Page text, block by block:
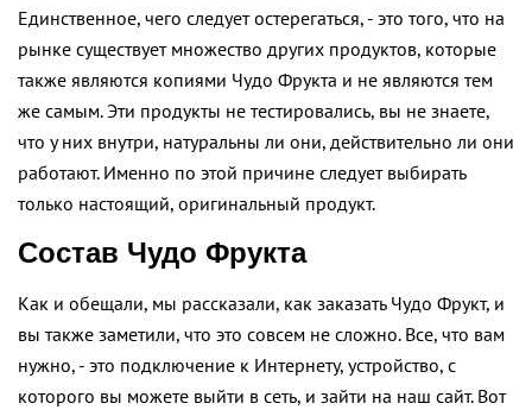
Единственное, чего следует остерегаться, - это того, что на
рынке существует множество других продуктов, которые
также являются копиями Чудо Фрукта и не являются тем
же самым. Эти продукты не тестировались, вы не знаете,
что у них внутри, натуральны ли они, действительно ли они
работают. Именно по этой причине следует выбирать
только настоящий, оригинальный продукт.
Состав Чудо Фрукта
Как и обещали, мы рассказали, как заказать Чудо Фрукт, и
вы также заметили, что это совсем не сложно. Все, что вам
нужно, - это подключение к Интернету, устройство, с
которого вы можете выйти в сеть, и зайти на наш сайт. Вот